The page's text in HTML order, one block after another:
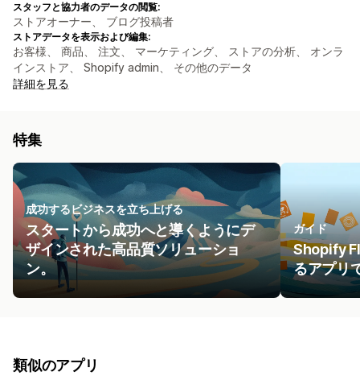
スタッフと協力者のデータの閲覧:
ストアオーナー、 ブログ投稿者
ストアデータを表示および編集:
お客様、 商品、 注文、 マーケティング、 ストアの分析、 オンラ
インストア、 Shopify admin、 その他のデータ
詳細を見る
特集
成功するビジネスを立ち上げる
スタートから成功へと導くようにデ
ザインされた高品質ソリューショ
ン。
ガイド
Shopify
るアプリ
類似のアプリ